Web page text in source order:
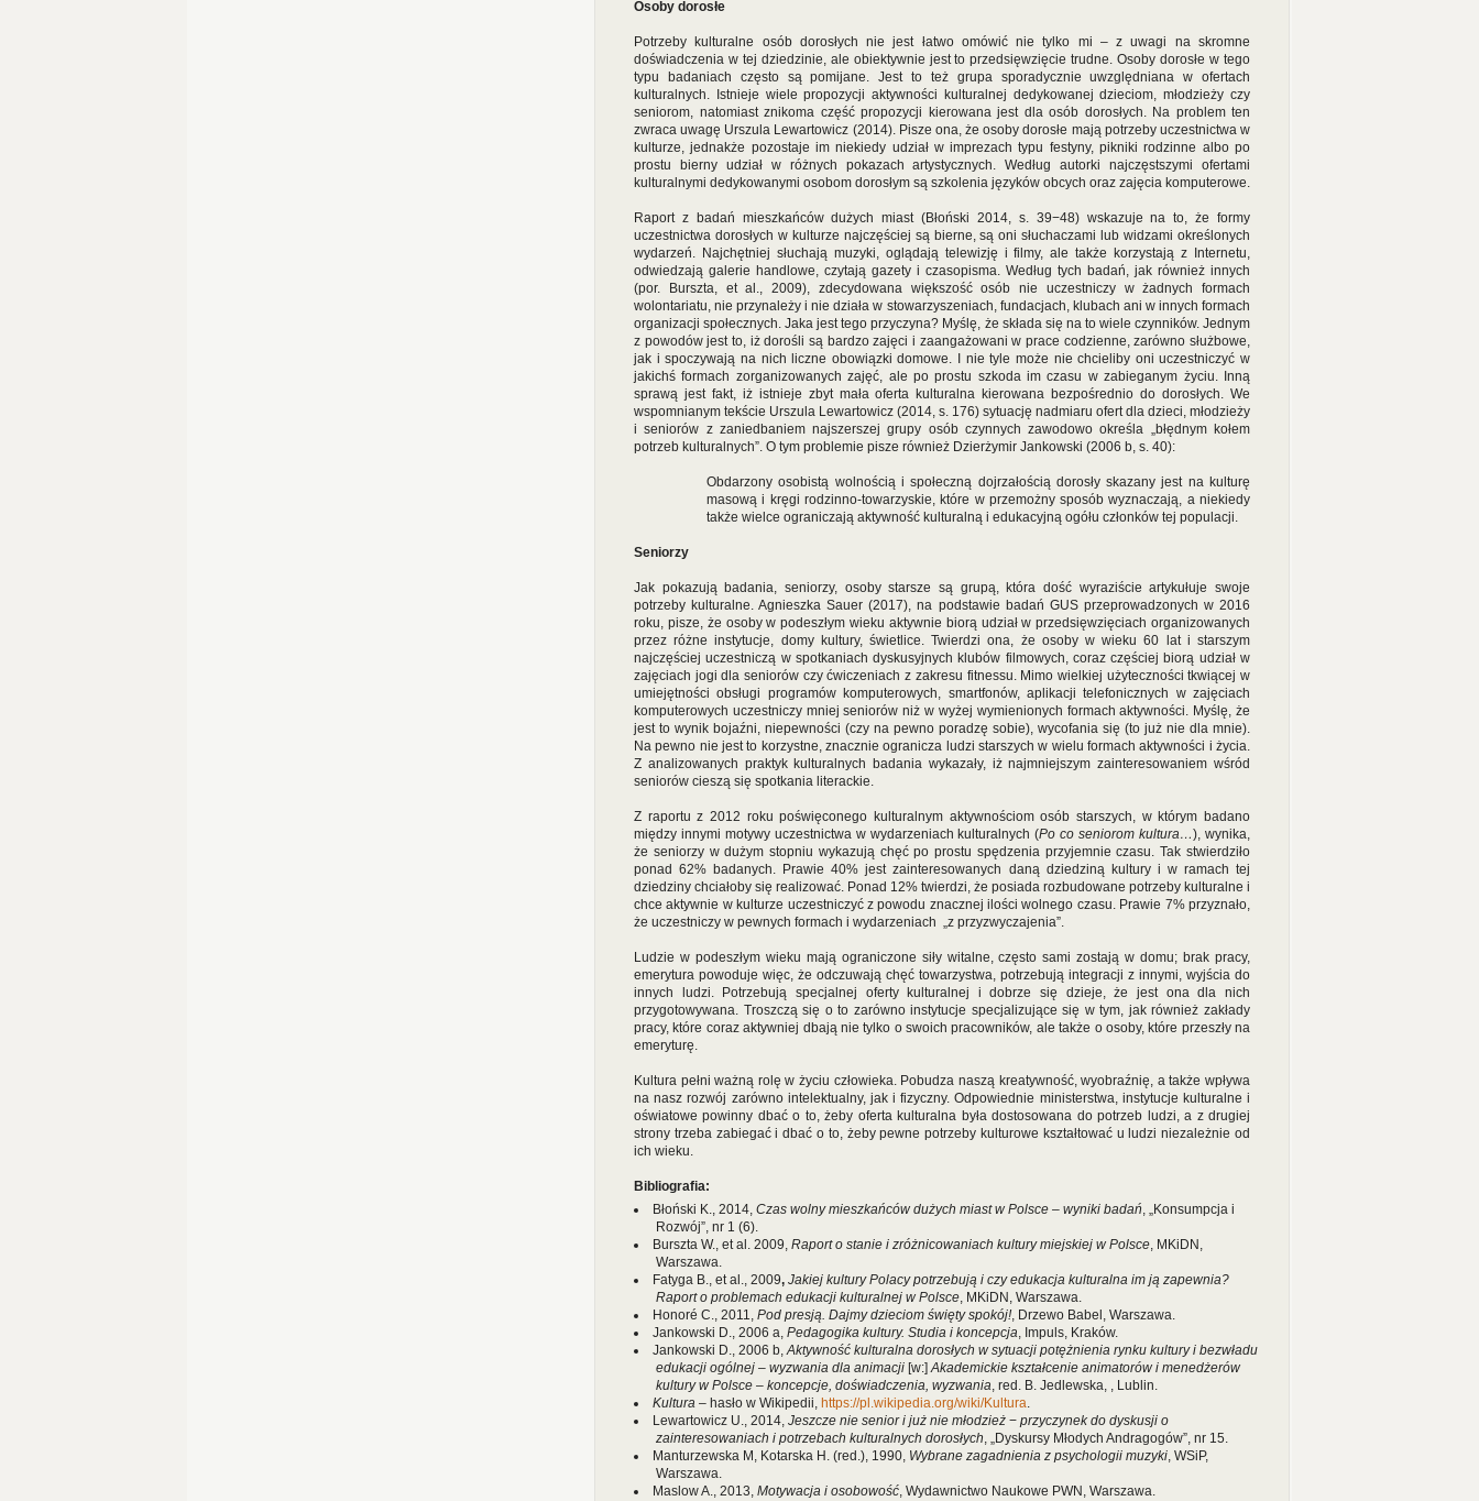
Osoby dorosłe
Potrzeby kulturalne osób dorosłych nie jest łatwo omówić nie tylko mi – z uwagi na skromne
doświadczenia w tej dziedzinie, ale obiektywnie jest to przedsięwzięcie trudne. Osoby dorosłe w tego
typu badaniach często są pomijane. Jest to też grupa sporadycznie uwzględniana w ofertach
kulturalnych. Istnieje wiele propozycji aktywności kulturalnej dedykowanej dzieciom, młodzieży czy
seniorom, natomiast znikoma część propozycji kierowana jest dla osób dorosłych. Na problem ten
zwraca uwagę Urszula Lewartowicz (2014). Pisze ona, że osoby dorosłe mają potrzeby uczestnictwa w
kulturze, jednakże pozostaje im niekiedy udział w imprezach typu festyny, pikniki rodzinne albo po
prostu bierny udział w różnych pokazach artystycznych. Według autorki najczęstszymi ofertami
kulturalnymi dedykowanymi osobom dorosłym są szkolenia języków obcych oraz zajęcia komputerowe.
Raport z badań mieszkańców dużych miast (Błoński 2014, s. 39−48) wskazuje na to, że formy
uczestnictwa dorosłych w kulturze najczęściej są bierne, są oni słuchaczami lub widzami określonych
wydarzeń. Najchętniej słuchają muzyki, oglądają telewizję i filmy, ale także korzystają z Internetu,
odwiedzają galerie handlowe, czytają gazety i czasopisma. Według tych badań, jak również innych
(por. Burszta, et al., 2009), zdecydowana większość osób nie uczestniczy w żadnych formach
wolontariatu, nie przynależy i nie działa w stowarzyszeniach, fundacjach, klubach ani w innych formach
organizacji społecznych. Jaka jest tego przyczyna? Myślę, że składa się na to wiele czynników. Jednym
z powodów jest to, iż dorośli są bardzo zajęci i zaangażowani w prace codzienne, zarówno służbowe,
jak i spoczywają na nich liczne obowiązki domowe. I nie tyle może nie chcieliby oni uczestniczyć w
jakichś formach zorganizowanych zajęć, ale po prostu szkoda im czasu w zabieganym życiu. Inną
sprawą jest fakt, iż istnieje zbyt mała oferta kulturalna kierowana bezpośrednio do dorosłych. We
wspomnianym tekście Urszula Lewartowicz (2014, s. 176) sytuację nadmiaru ofert dla dzieci, młodzieży
i seniorów z zaniedbaniem najszerszej grupy osób czynnych zawodowo określa „błędnym kołem
potrzeb kulturalnych”. O tym problemie pisze również Dzierżymir Jankowski (2006 b, s. 40):
Obdarzony osobistą wolnością i społeczną dojrzałością dorosły skazany jest na kulturę
masową i kręgi rodzinno-towarzyskie, które w przemożny sposób wyznaczają, a niekiedy
także wielce ograniczają aktywność kulturalną i edukacyjną ogółu członków tej populacji.
Seniorzy
Jak pokazują badania, seniorzy, osoby starsze są grupą, która dość wyraziście artykułuje swoje
potrzeby kulturalne. Agnieszka Sauer (2017), na podstawie badań GUS przeprowadzonych w 2016
roku, pisze, że osoby w podeszłym wieku aktywnie biorą udział w przedsięwzięciach organizowanych
przez różne instytucje, domy kultury, świetlice. Twierdzi ona, że osoby w wieku 60 lat i starszym
najczęściej uczestniczą w spotkaniach dyskusyjnych klubów filmowych, coraz częściej biorą udział w
zajęciach jogi dla seniorów czy ćwiczeniach z zakresu fitnessu. Mimo wielkiej użyteczności tkwiącej w
umiejętności obsługi programów komputerowych, smartfonów, aplikacji telefonicznych w zajęciach
komputerowych uczestniczy mniej seniorów niż w wyżej wymienionych formach aktywności. Myślę, że
jest to wynik bojaźni, niepewności (czy na pewno poradzę sobie), wycofania się (to już nie dla mnie).
Na pewno nie jest to korzystne, znacznie ogranicza ludzi starszych w wielu formach aktywności i życia.
Z analizowanych praktyk kulturalnych badania wykazały, iż najmniejszym zainteresowaniem wśród
seniorów cieszą się spotkania literackie.
Z raportu z 2012 roku poświęconego kulturalnym aktywnościom osób starszych, w którym badano
między innymi motywy uczestnictwa w wydarzeniach kulturalnych (Po co seniorom kultura…), wynika,
że seniorzy w dużym stopniu wykazują chęć po prostu spędzenia przyjemnie czasu. Tak stwierdziło
ponad 62% badanych. Prawie 40% jest zainteresowanych daną dziedziną kultury i w ramach tej
dziedziny chciałoby się realizować. Ponad 12% twierdzi, że posiada rozbudowane potrzeby kulturalne i
chce aktywnie w kulturze uczestniczyć z powodu znacznej ilości wolnego czasu. Prawie 7% przyznało,
że uczestniczy w pewnych formach i wydarzeniach „z przyzwyczajenia”.
Ludzie w podeszłym wieku mają ograniczone siły witalne, często sami zostają w domu; brak pracy,
emerytura powoduje więc, że odczuwają chęć towarzystwa, potrzebują integracji z innymi, wyjścia do
innych ludzi. Potrzebują specjalnej oferty kulturalnej i dobrze się dzieje, że jest ona dla nich
przygotowywana. Troszczą się o to zarówno instytucje specjalizujące się w tym, jak również zakłady
pracy, które coraz aktywniej dbają nie tylko o swoich pracowników, ale także o osoby, które przeszły na
emeryturę.
Kultura pełni ważną rolę w życiu człowieka. Pobudza naszą kreatywność, wyobraźnię, a także wpływa
na nasz rozwój zarówno intelektualny, jak i fizyczny. Odpowiednie ministerstwa, instytucje kulturalne i
oświatowe powinny dbać o to, żeby oferta kulturalna była dostosowana do potrzeb ludzi, a z drugiej
strony trzeba zabiegać i dbać o to, żeby pewne potrzeby kulturowe kształtować u ludzi niezależnie od
ich wieku.
Bibliografia:
Błoński K., 2014, Czas wolny mieszkańców dużych miast w Polsce – wyniki badań, „Konsumpcja i
Rozwój”, nr 1 (6).
Burszta W., et al. 2009, Raport o stanie i zróżnicowaniach kultury miejskiej w Polsce, MKiDN,
Warszawa.
Fatyga B., et al., 2009, Jakiej kultury Polacy potrzebują i czy edukacja kulturalna im ją zapewnia?
Raport o problemach edukacji kulturalnej w Polsce, MKiDN, Warszawa.
Honoré C., 2011, Pod presją. Dajmy dzieciom święty spokój!, Drzewo Babel, Warszawa.
Jankowski D., 2006 a, Pedagogika kultury. Studia i koncepcja, Impuls, Kraków.
Jankowski D., 2006 b,Aktywność kulturalna dorosłych w sytuacji potężnienia rynku kultury i bezwładu
edukacji ogólnej – wyzwania dla animacji [w:]Akademickie kształcenie animatorów i menedżerów
kultury w Polsce – koncepcje, doświadczenia, wyzwania, red. B. Jedlewska, , Lublin.
Kultura – hasło w Wikipedii, https://pl.wikipedia.org/wiki/Kultura.
Lewartowicz U., 2014, Jeszcze nie senior i już nie młodzież− przyczynek do dyskusji o
zainteresowaniach i potrzebach kulturalnych dorosłych, „Dyskursy Młodych Andragogów”, nr 15.
Manturzewska M, Kotarska H. (red.), 1990, Wybrane zagadnienia z psychologii muzyki, WSiP,
Warszawa.
Maslow A., 2013, Motywacja i osobowość, Wydawnictwo Naukowe PWN, Warszawa.